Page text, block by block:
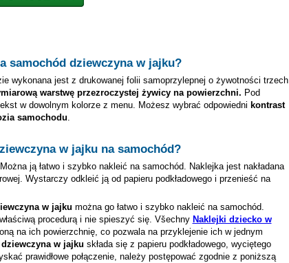
samochód dziewczyna w jajku?
wykonana jest z drukowanej folii samoprzylepnej o żywotności trzech
warstwę przezroczystej żywicy na powierzchni. Pod
w dowolnym kolorze z menu. Możesz wybrać odpowiedni kontrast
samochodu.
w jajkuna samochód?
Można ją łatwo i szybko nakleić na samochód. Naklejka jest nakładana
Wystarczy odkleić ją od papieru podkładowego i przenieść na
w jajku można go łatwo i szybko nakleić na samochód.
procedurą i nie spieszyć się. Všechny Naklejki dziecko w
na ich powierzchnię, co pozwala na przyklejenie ich w jednym
dziewczyna w jajku składa się z papieru podkładowego, wyciętego
prawidłowe połączenie, należy postępować zgodnie z poniższą